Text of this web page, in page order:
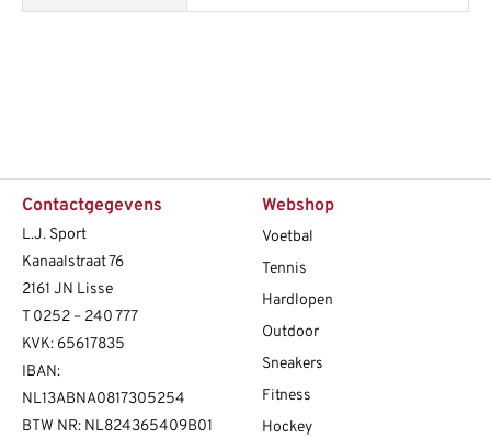
Contactgegevens
L.J. Sport
Kanaalstraat 76
2161 JN Lisse
T 0252 – 240 777
KVK: 65617835
IBAN:
NL13ABNA0817305254
BTW NR: NL824365409B01
Webshop
Voetbal
Tennis
Hardlopen
Outdoor
Sneakers
Fitness
Hockey